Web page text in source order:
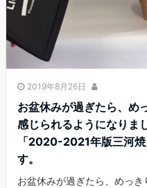
2019年8月26日
お盆休みが過ぎたら、め
感じられるようになりま
「2020-2021年版三河
す。
お盆休みが過ぎたら、めっ